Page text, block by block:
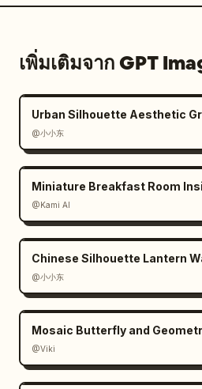
เพิ่มเติมจาก GPT
Urban Silhouette Aesthetic
@小小东
Miniature Breakfast Room
@Kami AI
Chinese Silhouette Lantern
@小小东
Mosaic Butterfly and
@Viki